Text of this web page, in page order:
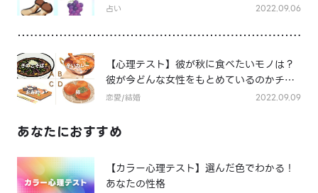
占い 2022.09.06
【心理テスト】彼が秋に食べたいモノは？
彼が今どんな女性をもとめているのかチェ
ック！
恋愛/結婚 2022.09.09
あなたにおすすめ
【カラー心理テスト】選んだ色でわかる！
あなたの性格